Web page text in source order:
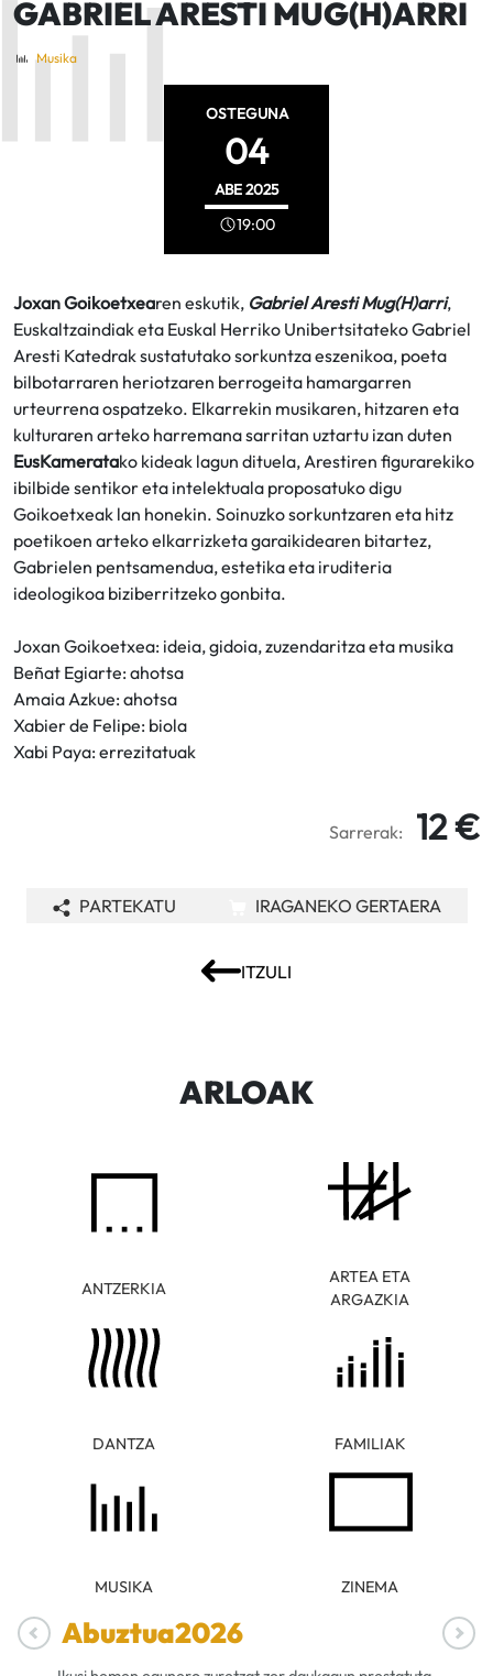
GABRIEL ARESTI MUG(H)ARRI
Musika
OSTEGUNA
04
ABE2025
19:00
Joxan Goikoetxearen eskutik, Gabriel Aresti Mug(H)arri,
Euskaltzaindiak eta Euskal Herriko Unibertsitateko Gabriel
Aresti Katedrak sustatutako sorkuntza eszenikoa, poeta
bilbotarraren heriotzaren berrogeita hamargarren
urteurrena ospatzeko. Elkarrekin musikaren, hitzaren eta
kulturaren arteko harremana sarritan uztartu izan duten
EusKameratako kideak lagun dituela, Arestiren figurarekiko
ibilbide sentikor eta intelektuala proposatuko digu
Goikoetxeak lan honekin. Soinuzko sorkuntzaren eta hitz
poetikoen arteko elkarrizketa garaikidearen bitartez,
Gabrielen pentsamendua, estetika eta iruditeria
ideologikoa biziberritzeko gonbita.
Joxan Goikoetxea: ideia, gidoia, zuzendaritza eta musika
Beñat Egiarte: ahotsa
Amaia Azkue: ahotsa
Xabier de Felipe: biola
Xabi Paya: errezitatuak
Sarrerak: 12 €
ITZULI
PARTEKATU IRAGANEKO GERTAERA
ARLOAK
ANTZERKIA
ARTEA ETA
ARGAZKIA
DANTZA FAMILIAK
MUSIKA ZINEMA
Abuztua2026